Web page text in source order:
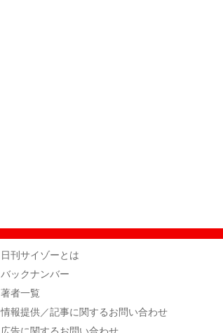
日刊サイゾーとは
バックナンバー
著者一覧
情報提供／記事に関するお問い合わせ